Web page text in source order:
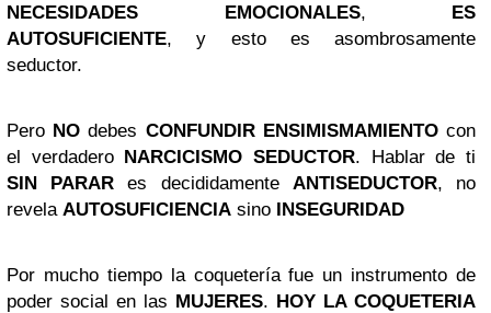
NECESIDADES EMOCIONALES, ES
AUTOSUFICIENTE, y esto es asombrosamente
seductor.
Pero NO debes CONFUNDIR ENSIMISMAMIENTOcon
el verdadero NARCICISMO SEDUCTOR. Hablar de ti
SIN PARAR es decididamente ANTISEDUCTOR, no
revela AUTOSUFICIENCIA sino INSEGURIDAD
Por mucho tiempo la coquetería fue un instrumento de
poder social en las MUJERES. HOY LA COQUETERIA